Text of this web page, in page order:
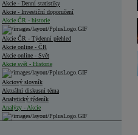
Akcie - Denní statistiky
Akcie - Investiční doporučení
Akcie ČR - historie
Akcie ČR - Týdenní přehled
Akcie online - ČR
Akcie online - Svět
Akcie svět - Historie
Akciový slovník
Aktuální diskusní téma
Analytický týdeník
Analýzy - Akcie